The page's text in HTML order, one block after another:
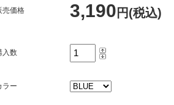
売価格 3,190 円(税込)
入数
ラー